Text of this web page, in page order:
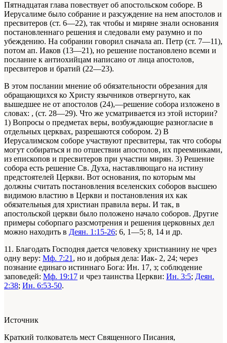
Пятнадцатая глава повествует об апостольском соборе. В
Иерусалиме было собрание и разсуждение на нем апостолов и
пресвитеров (ст. 6—22), так чтобы и миряне знали основания
постановленнаго решения и следовали ему разумно и по
убеждению. На собрании говорил сначала ап. Петр (ст. 7—11),
потом ап. Иаков (13—21), но решение постановлено всеми и
послание к антиохийцам написано от лица апостолов,
пресвитеров и братий (22—23).
В этом послании мнение об обязательности обрезания для
обращающихся ко Христу язычников отвергнуто, как
вышедшее не от апостолов (24),—решение собора изложено в
словах: , (ст. 28—29). Что же усматривается из этой истории?
1) Вопросы о предметах веры, возбуждающие разногласие в
отдельных церквах, разрешаются собором. 2) В
Иерусалимском соборе участвуют пресвитеры, так что соборы
могут собираться и по отшествии апостолов, их преемниками,
из епископов и пресвитеров при участии мирян. 3) Решение
собора есть решение Св. Духа, наставляющаго на истину
предстоятелей Церкви. Вот основания, по которым мы
должны считать постановления вселенских соборов высшею
видимою властию в Церкви и постановления их как
обязательныя для христиан правила веры. И так, в
апостольской церкви было положено начало соборов. Другие
примеры соборпаго разсмотрения и решения церковных дел
можно находить в Деян. 1:15-26; 6, 1—5; 8, 14 и др.
11. Благодать Господня дается человеку христианину не чрез
одну веру: Мф. 7:21 , но и добрыя дела: Иак- 2, 24; через
познание единаго истиннаго Бога: Ин. 17, з; соблюдение
заповедей: Мф. 19:17 и чрез таинства Церкви: Ин. 3:5; Деян.
2:38; Ин. 6:53-50.
Источник
Краткий толкователь мест Священного Писания,